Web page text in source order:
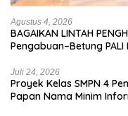
Agustus 4, 2026
BAGAIKAN LINTAH
Pengabuan–Betung
Juli 24, 2026
Proyek Kelas SMPN 4
Papan Nama Minim